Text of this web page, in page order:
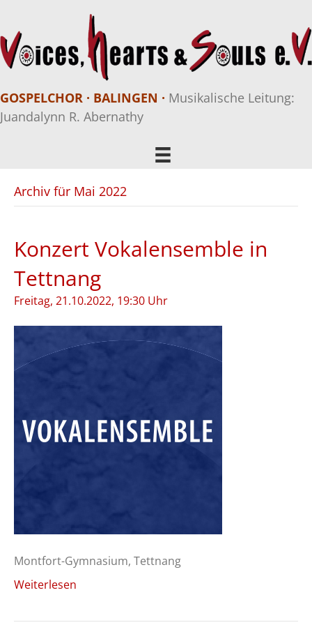
GOSPELCHOR · BALINGEN · Musikalische Leitung:
Juandalynn R. Abernathy
Archiv für Mai 2022
Konzert Vokalensemble in
Tettnang
Freitag, 21.10.2022, 19:30 Uhr
Montfort-Gymnasium, Tettnang
Weiterlesen